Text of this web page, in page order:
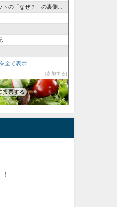
「なぜ？」の裏側を深掘り
全て表示
参加する
投票する